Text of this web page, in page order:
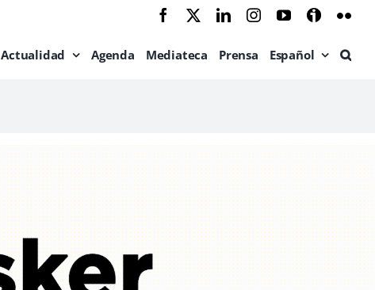
Facebook LinkedInInstagramYouTube
Ivoox
Actualidad Agenda Mediateca Prensa Español